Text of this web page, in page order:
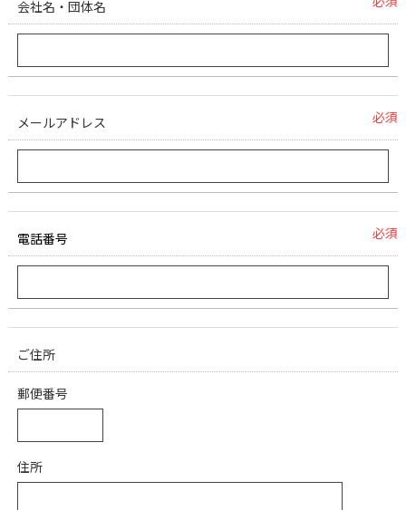
会社名・団体名
メールアドレス 必須
電話番号 必須
ご住所
郵便番号
住所